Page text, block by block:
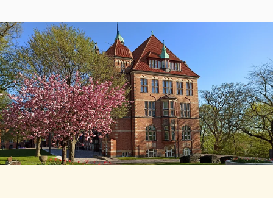
Purpose:
Login
Cookie duration:
Session
STATISTIKKER
Vi bruger Matomo til anonym analyse af vores hjemmeside for at forbedre vores
tjenester. Der gemmes ingen cookies.
analytics
Provider:
Matomo